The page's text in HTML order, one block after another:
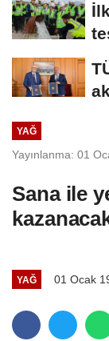
YAĞ
Yayınlanma: 01
Sana ile
YAĞ 01 Ocak